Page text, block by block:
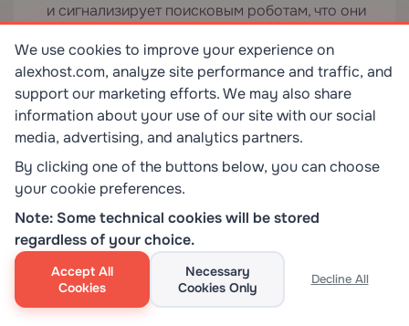
и сигнализирует поисковым роботам, что они
WordPress Multisite и иерархия
страниц
В сети WordPress Multisite иерархии страниц
являются специфичными для каждого сайта —
каждый подсайт поддерживает собственную
таблицу
wp_X_posts , где X
— это ID сайта.
Межсайтовой иерархии страниц не
существует. Если вы запускаете установку
Multisite на
Выделенном сервере
для изоляции
производительности, имейте в виду, что
We use cookies to improve your experience on
alexhost.com, analyze site performance and traffic, and
support our marketing efforts. We may also share
information about your use of our site with our social
media, advertising, and analytics partners.
By clicking one of the buttons below, you can choose
your cookie preferences.
Note: Some technical cookies will be stored
regardless of your choice.
Accept All
Cookies
Necessary
Cookies Only
Decline All